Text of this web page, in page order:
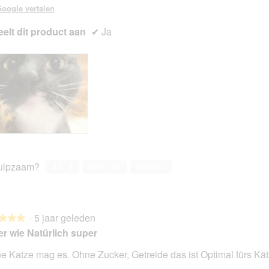
vertalen
dit product aan ✔ Ja
· 5 jaar geleden
wie Natürlich super
Katze mag es. Ohne Zucker, Getreide das ist Optimal fürs